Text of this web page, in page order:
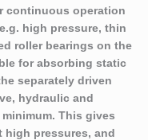
continuous operation
high pressure, thin
roller bear­ings on the
for absorbing static
separately driven
hydraulic and
This gives
high pressures, and